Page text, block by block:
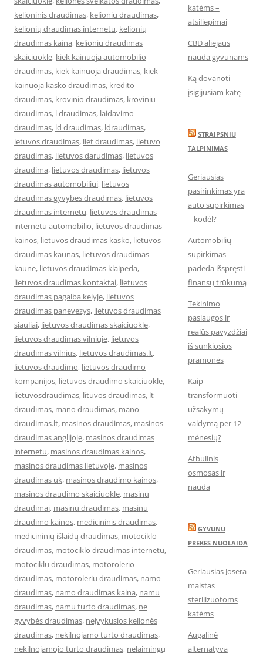
kelioninis draudimas, kelioniu draudimas,
kelionių draudimas internetu, kelionių
draudimas kaina, kelioniu draudimas
skaiciuokle, kiek kainuoja automobilio
draudimas, kiek kainuoja draudimas, kiek
kainuoja kasko draudimas, kredito
draudimas, krovinio draudimas, kroviniu
draudimas, l draudimas, laidavimo
draudimas, ld draudimas, ldraudimas,
letuvos draudimas, liet draudimas, lietuvo
draudimas, lietuvos darudimas, lietuvos
draudima, lietuvos draudimas, lietuvos
draudimas automobiliui, lietuvos
draudimas gyvybes draudimas, lietuvos
draudimas internetu, lietuvos draudimas
internetu automobilio, lietuvos draudimas
kainos, lietuvos draudimas kasko, lietuvos
draudimas kaunas, lietuvos draudimas
kaune, lietuvos draudimas klaipeda,
lietuvos draudimas kontaktai, lietuvos
draudimas pagalba kelyje, lietuvos
draudimas panevezys, lietuvos draudimas
siauliai, lietuvos draudimas skaiciuokle,
lietuvos draudimas vilniuje, lietuvos
draudimas vilnius, lietuvos draudimas.lt,
lietuvos draudimo, lietuvos draudimo
kompanijos, lietuvos draudimo skaiciuokle,
lietuvosdraudimas, lituvos draudimas, lt
draudimas, mano draudimas, mano
draudimas.lt, masinos draudimas, masinos
draudimas anglijoje, masinos draudimas
internetu, masinos draudimas kainos,
masinos draudimas lietuvoje, masinos
draudimas uk, masinos draudimo kainos,
masinos draudimo skaiciuokle, masinu
draudimai, masinu draudimas, masinu
draudimo kainos, medicininis draudimas,
medicininių išlaidų draudimas, motociklo
draudimas, motociklo draudimas internetu,
motociklu draudimas, motorolerio
draudimas, motoroleriu draudimas, namo
draudimas, namo draudimas kaina, namu
draudimas, namu turto draudimas, ne
gyvybės draudimas, neįvykusios kelionės
draudimas, nekilnojamo turto draudimas,
nekilnojamojo turto draudimas, nelaimingų
katėms –
atsiliepimai
CBD aliejaus
nauda gyvūnams
Ką dovanoti
įsigijusiam katę
STRAIPSNIU
TALPINIMAS
Geriausias
pasirinkimas yra
auto supirkimas
– kodėl?
Automobilių
supirkimas
padeda išspręsti
finansų trūkumą
Tekinimo
paslaugos ir
realūs pavyzdžiai
iš sunkiosios
pramonės
Kaip
transformuoti
užsakymų
valdymą per 12
mėnesių?
Atbulinis
osmosas ir
nauda
GYVUNU
PREKES NUOLAIDA
Geriausias Josera
maistas
sterilizuotoms
katėms
Augalinė
alternatyva